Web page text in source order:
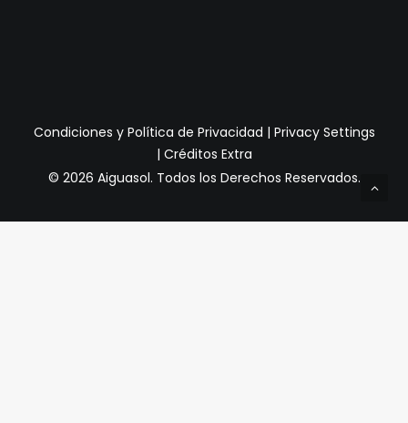
Condiciones y Política de Privacidad | Privacy Settings
| Créditos Extra
© 2026 Aiguasol. Todos los Derechos Reservados.